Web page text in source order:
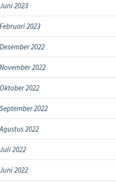
Juni 2023
Februari 2023
Desember 2022
November 2022
Oktober 2022
September 2022
2022
Juli 2022
Juni 2022